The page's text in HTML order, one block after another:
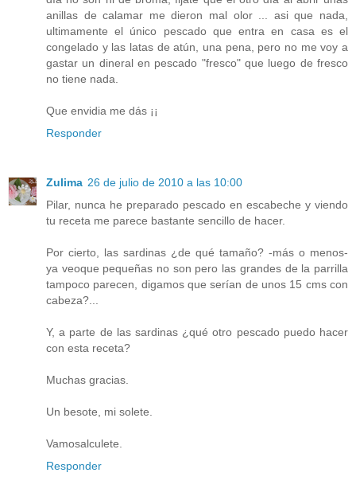
anillas de calamar me dieron mal olor ... asi que nada,
ultimamente el único pescado que entra en casa es el
congelado y las latas de atún, una pena, pero no me voy a
gastar un dineral en pescado "fresco" que luego de fresco
no tiene nada.
Que envidia me dás ¡¡
Responder
Zulima 26 de julio de 2010 a las 10:00
Pilar, nunca he preparado pescado en escabeche y viendo
tu receta me parece bastante sencillo de hacer.
Por cierto, las sardinas ¿de qué tamaño? -más o menos-
ya veoque pequeñas no son pero las grandes de la parrilla
tampoco parecen, digamos que serían de unos 15 cms con
cabeza?...
Y, a parte de las sardinas ¿qué otro pescado puedo hacer
con esta receta?
Muchas gracias.
Un besote, mi solete.
Vamosalculete.
Responder